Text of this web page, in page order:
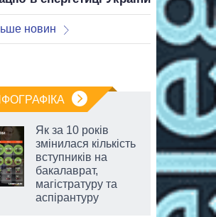
новин
Як за 10 років
змінилася кількість
вступників на
бакалаврат,
магістратуру та
аспірантуру